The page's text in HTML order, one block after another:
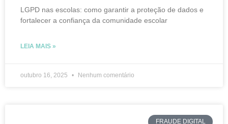
LGPD nas escolas: como garantir a proteção de dados e
fortalecer a confiança da comunidade escolar
LEIA MAIS »
outubro 16, 2025 Nenhum comentário
FRAUDE DIGITAL